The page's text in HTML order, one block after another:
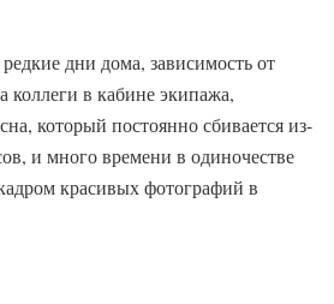
дни дома, зависимость от
коллеги в кабине экипажа,
который постоянно сбивается из-
и много времени в одиночестве
красивых фотографий в